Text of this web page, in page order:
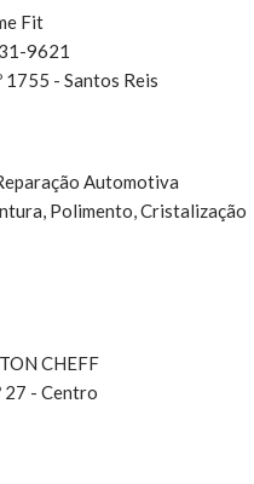
Fit
9621
1755 - Santos Reis
Automotiva
Polimento, Cristalização
CHEFF
27 - Centro